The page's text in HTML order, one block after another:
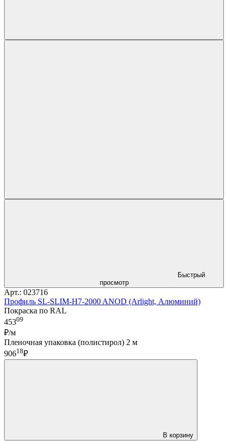
Быстрый
просмотр
Арт.: 023716
Профиль SL-SLIM-H7-2000 ANOD (Arlight, Алюминий)
Покраска по RAL
45309
₽/м
Пленочная упаковка (полистирол) 2 м
90618₽
В корзину